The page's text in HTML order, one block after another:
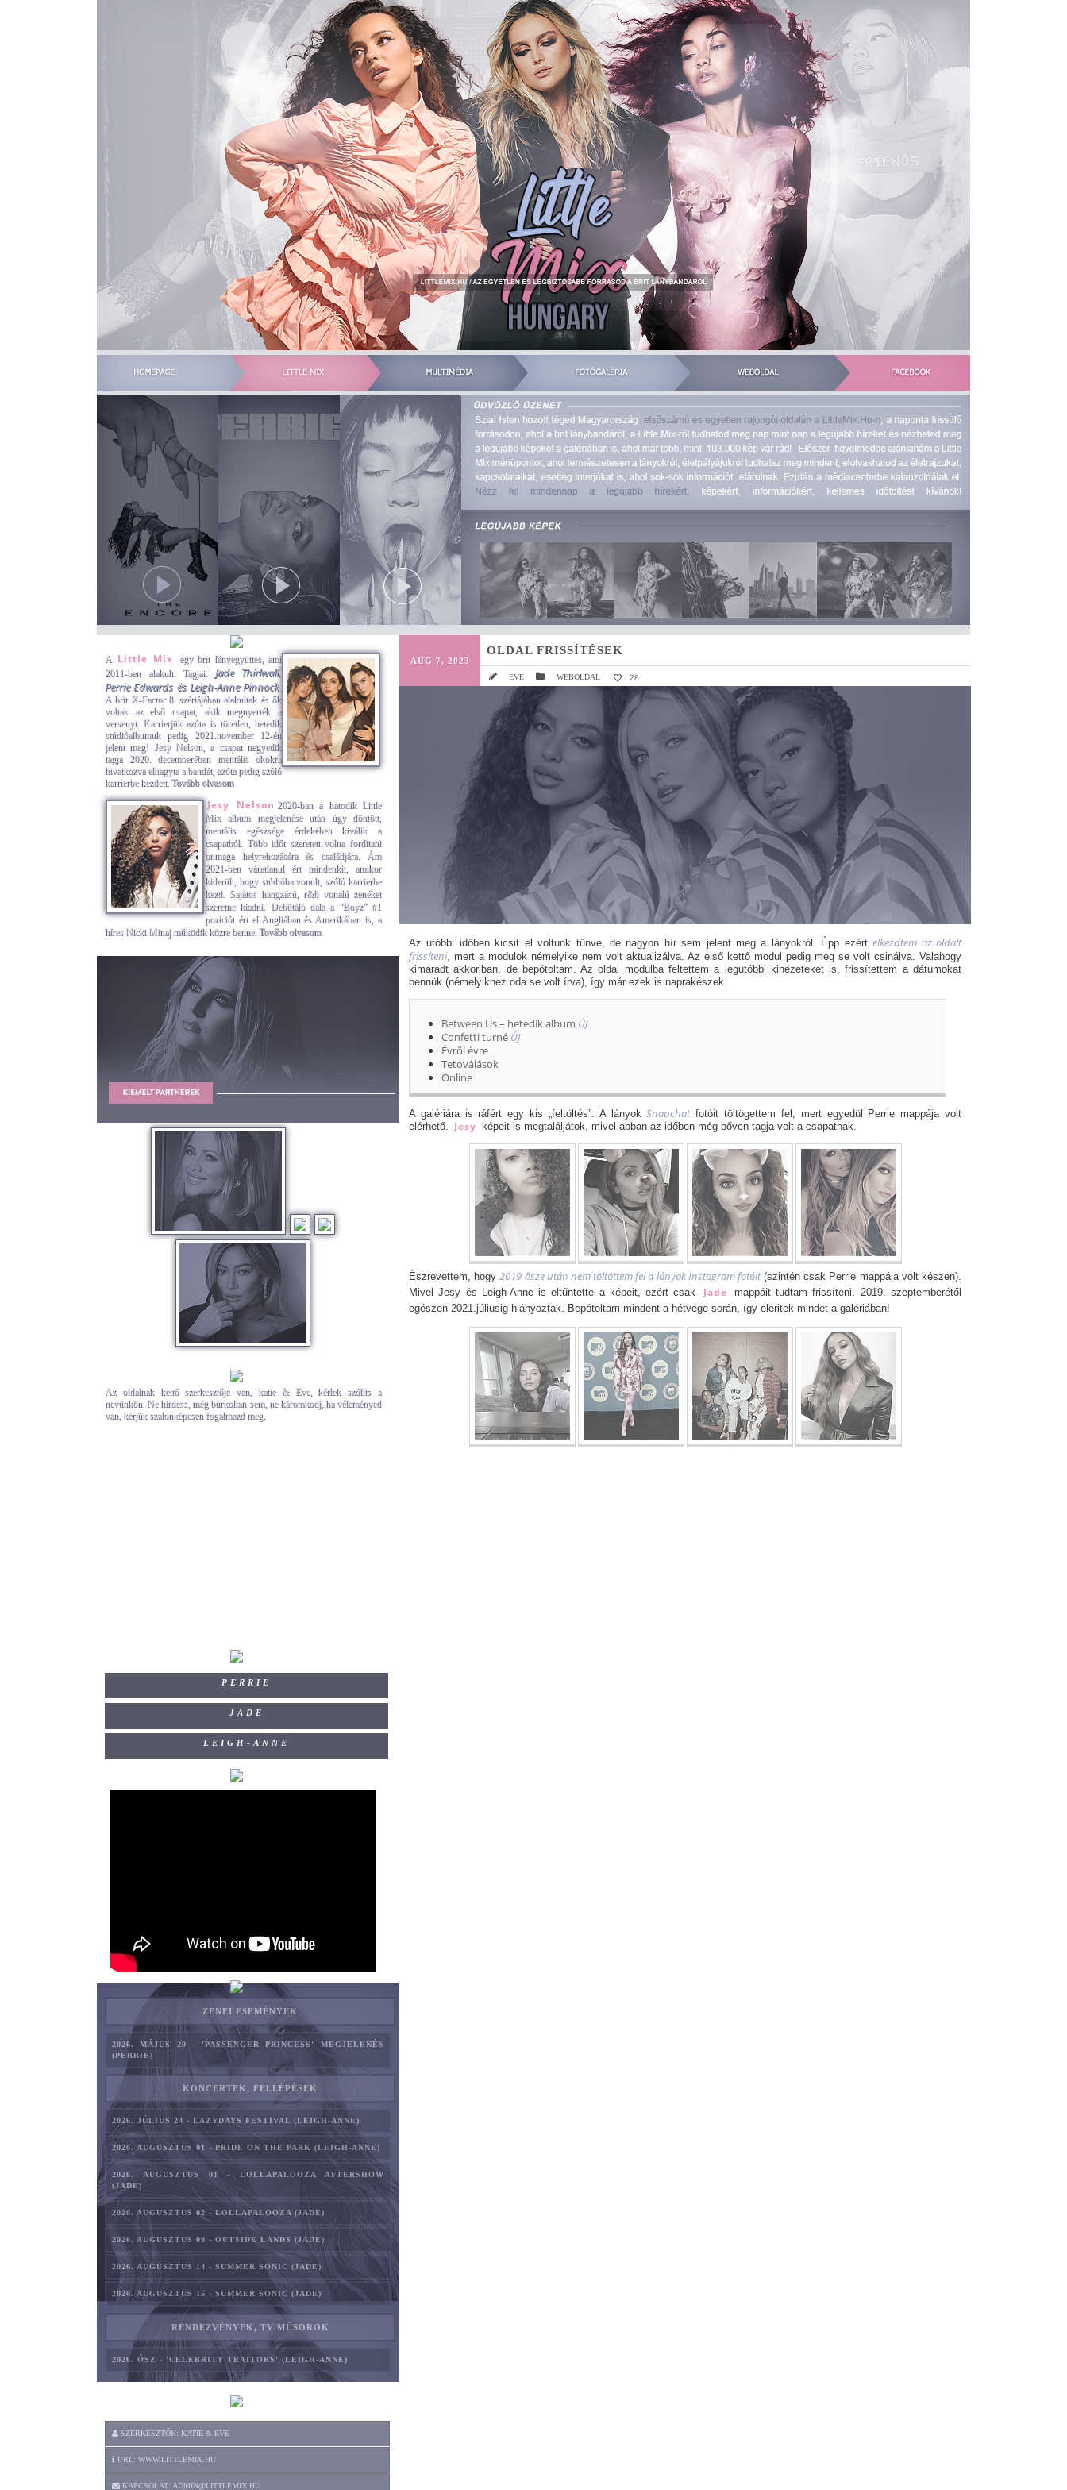
A Little Mix
egy brit lányegyüttes, ami
2011-ben alakult. Tagjai: Jade Thirlwall,
Perrie Edwards és Leigh-Anne Pinnock.
A brit X-Factor 8. szériájában alakultak és ők
voltak az első csapat, akik megnyerték a
versenyt. Karrierjük azóta is töretlen, hetedik
stúdióalbumuk pedig 2021.november 12-én
jelent meg! Jesy Nelson, a csapat negyedik
tagja 2020. decemberében mentális okokra
hivatkozva elhagyta a bandát, azóta pedig szóló
karrierbe kezdett. Tovább olvasom
Jesy Nelson 2020-ban a hatodik Little
Mix album megjelenése után úgy döntött,
mentális egészsége érdekében kiválik a
csapatból. Több időt szeretett volna fordítani
önmaga helyrehozására és családjára. Ám
2021-ben váratlanul ért mindenkit, amikor
kiderült, hogy stúdióba vonult, szóló karrierbe
kezd. Sajátos hangzású, r&b vonalú zenéket
szeretne kiadni. Debütáló dala a “Boyz” #1
pozíciót ért el Angliában és Amerikában is, a
híres Nicki Minaj működik közre benne. Tovább olvasom
Az oldalnak kettő szerkesztője van, katie & Eve, kérlek szólíts a
nevünkön. Ne hirdess, még burkoltan sem, ne káromkodj, ha véleményed
van, kérjük szalonképesen fogalmazd meg.
PERRIE
JADE
LEIGH-ANNE
ZENEI ESEMÉNYEK
2026. MÁJUS 29 - 'PASSENGER PRINCESS' MEGJELENÉS
(PERRIE)
KONCERTEK, FELLÉPÉSEK
2026. JÚLIUS 24 - LAZYDAYS FESTIVAL (LEIGH-ANNE)
2026. AUGUSZTUS 01 - PRIDE ON THE PARK (LEIGH-ANNE)
2026. AUGUSZTUS 01 - LOLLAPALOOZA AFTERSHOW
(JADE)
2026. AUGUSZTUS 02 - LOLLAPALOOZA (JADE)
2026. AUGUSZTUS 09 - OUTSIDE LANDS (JADE)
2026. AUGUSZTUS 14 - SUMMER SONIC (JADE)
2026. AUGUSZTUS 15 - SUMMER SONIC (JADE)
RENDEZVÉNYEK, TV MŰSOROK
2026. ŐSZ - 'CELEBRITY TRAITORS' (LEIGH-ANNE)
SZERKESZTŐK: KATIE & EVE
URL: WWW.LITTLEMIX.HU
KAPCSOLAT: ADMIN@LITTLEMIX.HU
AUG 7, 2023
OLDAL FRISSÍTÉSEK
EVE WEBOLDAL 28
Az utóbbi időben kicsit el voltunk tűnve, de nagyon hír sem jelent meg a lányokról. Épp ezértelkezdtem az oldalt
frissíteni, mert a modulok némelyike nem volt aktualizálva. Az első kettő modul pedig meg se volt csinálva. Valahogy
kimaradt akkoriban, de bepótoltam. Az oldal modulba feltettem a legutóbbi kinézeteket is, frissítettem a dátumokat
bennük (némelyikhez oda se volt írva), így már ezek is naprakészek.
Between Us – hetedik album ÚJ
Confetti turné ÚJ
Évről évre
Tetoválások
Online
A galériára is ráfért egy kis „feltöltés”. A lányokSnapchatfotóit töltögettem fel, mert egyedül Perrie mappája volt
elérhető. Jesy képeit is megtaláljátok, mivel abban az időben még bőven tagja volt a csapatnak.
Észrevettem, hogy2019 ősze után nem töltöttem fel a lányok Instagram fotóit(szintén csak Perrie mappája volt készen).
Mivel Jesy és Leigh-Anne is eltűntette a képeit, ezért csak
Jade
mappáit tudtam frissíteni. 2019. szeptemberétől
egészen 2021.júliusig hiányoztak. Bepótoltam mindent a hétvége során, így eléritek mindet a galériában!